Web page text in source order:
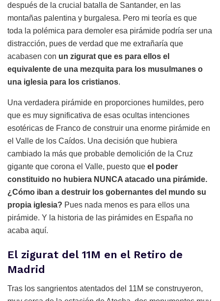
después de la crucial batalla de Santander, en las
montañas palentina y burgalesa. Pero mi teoría es que
toda la polémica para demoler esa pirámide podría ser una
distracción, pues de verdad que me extrañaría que
acabasen con un zigurat que es para ellos el
equivalente de una mezquita para los musulmanes o
una iglesia para los cristianos.
Una verdadera pirámide en proporciones humildes, pero
que es muy significativa de esas ocultas intenciones
esotéricas de Franco de construir una enorme pirámide en
el Valle de los Caídos. Una decisión que hubiera
cambiado la más que probable demolición de la Cruz
gigante que corona el Valle, puesto que el poder
constituido no hubiera NUNCA atacado una pirámide.
¿Cómo iban a destruir los gobernantes del mundo su
propia iglesia? Pues nada menos es para ellos una
pirámide. Y la historia de las pirámides en España no
acaba aquí.
El zigurat del 11M en el Retiro de
Madrid
Tras los sangrientos atentados del 11M se construyeron,